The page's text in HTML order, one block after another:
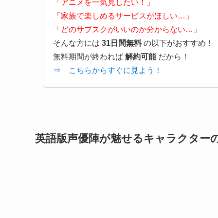
「アニメを一気見したい！」
「家族で楽しめるサービスがほしい…」
「どのサブスクがいいのか分からない…」
そんな方には 31日間無料の以下がおすすめ！
無料期間が終われば 解約可能だから！
⇒ こちらからすぐに見よう！
英語版声優陣が魅せるキャラクター